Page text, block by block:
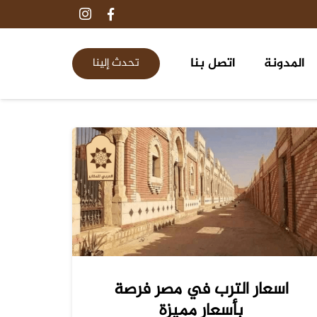
المدونة اتصل بنا تحدث إلينا
اسعار الترب في مصر فرصة
بأسعار مميزة